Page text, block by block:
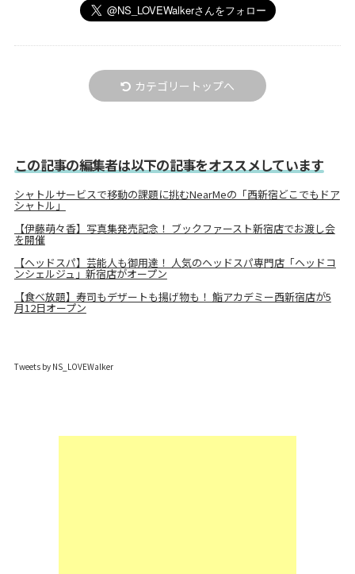
カテゴリートップへ
この記事の編集者は以下の記事をオススメしています
シャトルサービスで移動の課題に挑むNearMeの「西新宿どこでもドア
シャトル」
【伊藤萌々香】写真集発売記念！ ブックファースト新宿店でお渡し会
を開催
【ヘッドスパ】芸能人も御用達！ 人気のヘッドスパ専門店「ヘッドコ
ンシェルジュ」新宿店がオープン
【食べ放題】寿司もデザートも揚げ物も！ 鮨アカデミー西新宿店が5
月12日オープン
Tweets by NS_LOVEWalker